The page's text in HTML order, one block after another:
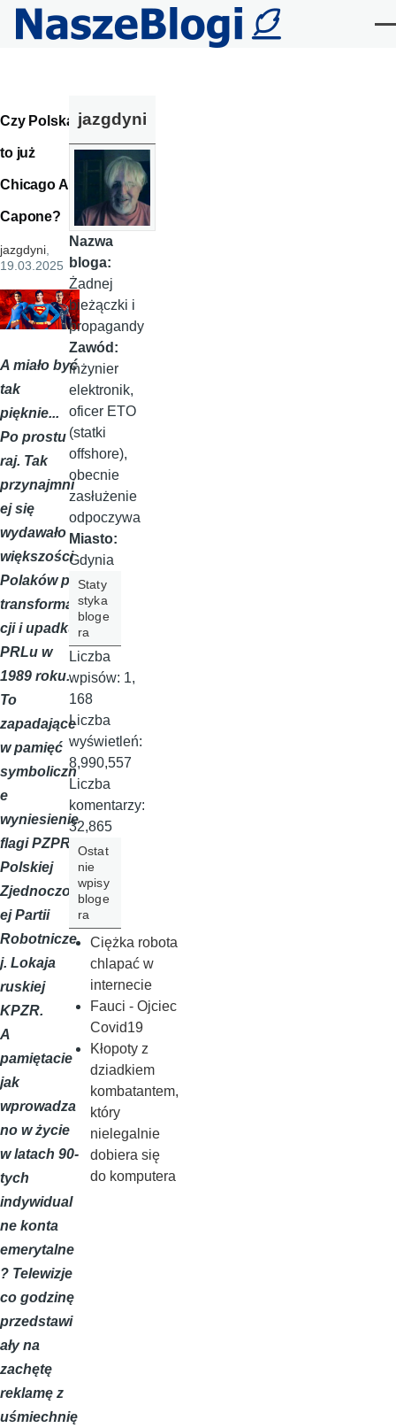
Przejdź do treści
Czy Polska
to już
Chicago Al
Capone?
jazgdyni,
19.03.2025
A miało być
tak
pięknie...
Po prostu
raj. Tak
przynajmni
ej się
wydawało
większości
Polaków po
transforma
cji i upadku
PRLu w
1989 roku.
To
zapadające
w pamięć
symboliczn
e
wyniesienie
flagi PZPR -
Polskiej
Zjednoczon
ej Partii
Robotnicze
j. Lokaja
ruskiej
KPZR.
A
pamiętacie
jak
wprowadza
no w życie
w latach 90-
tych
indywidual
ne konta
emerytalne
? Telewizje
co godzinę
przedstawi
ały na
zachętę
reklamę z
uśmiechnię
jazgdyni
Nazwa
bloga:
Żadnej
bieżączki i
propagandy
Zawód:
inżynier
elektronik,
oficer ETO
(statki
offshore),
obecnie
zasłużenie
odpoczywa
Miasto:
Gdynia
Staty
styka
bloge
ra
Liczba
wpisów: 1,
168
Liczba
wyświetleń:
8,990,557
Liczba
komentarzy:
32,865
Ostat
nie
wpisy
bloge
ra
Ciężka robota
chlapać w
internecie
Fauci - Ojciec
Covid19
Kłopoty z
dziadkiem
kombatantem,
który
nielegalnie
dobiera się
do komputera